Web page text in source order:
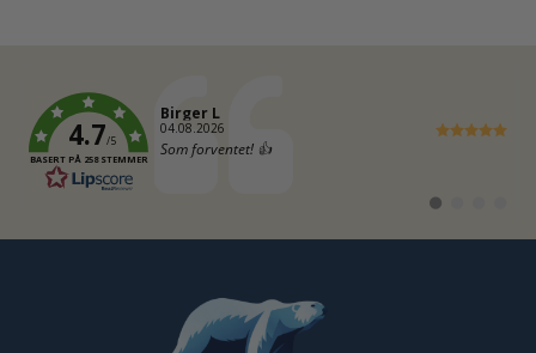
4.7/5
BASERT PÅ 258 STEMMER
Forfatter:
Birger L
Dato:
04.08.2026
Tekst:
Som forventet! 👍
Bytt
testimonial
testimonial